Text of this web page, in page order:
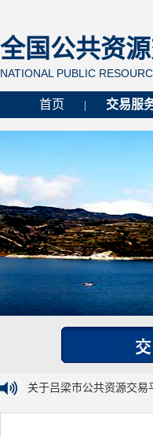
全国公共资
NATIONAL PUBLIC
首页 交易服
关于吕梁市公共资源交